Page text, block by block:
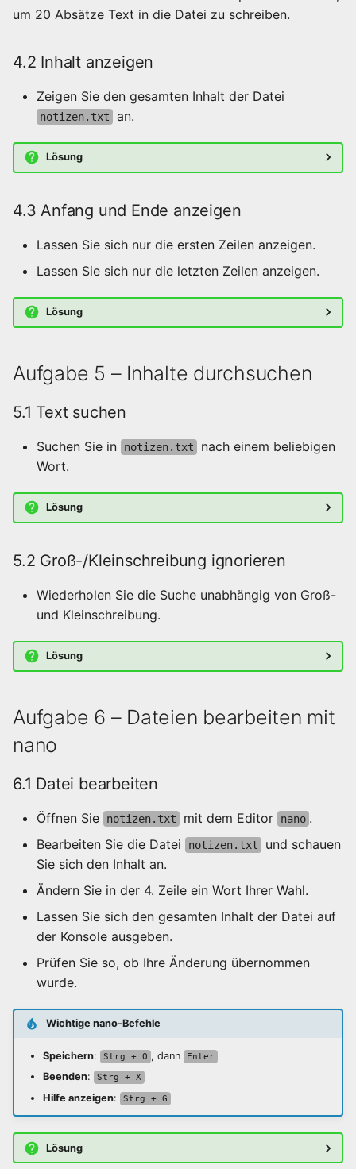
um 20 Absätze Text in die Datei zu schreiben.
4.2 Inhalt anzeigen
Zeigen Sie den gesamten Inhalt der Datei
notizen.txt an.
Lösung
4.3 Anfang und Ende anzeigen
Lassen Sie sich nur die ersten Zeilen anzeigen.
Lassen Sie sich nur die letzten Zeilen anzeigen.
Lösung
Aufgabe 5 – Inhalte durchsuchen
5.1 Text suchen
Suchen Sie in notizen.txt
nach einem beliebigen
Wort.
Lösung
5.2 Groß-/Kleinschreibung ignorieren
Wiederholen Sie die Suche unabhängig von Groß-
und Kleinschreibung.
Lösung
Aufgabe 6 – Dateien bearbeiten mit
nano
6.1 Datei bearbeiten
Öffnen Sie notizen.txt mit dem Editor nano .
Bearbeiten Sie die Datei
notizen.txt
und schauen
Sie sich den Inhalt an.
Ändern Sie in der 4. Zeile ein Wort Ihrer Wahl.
Lassen Sie sich den gesamten Inhalt der Datei auf
der Konsole ausgeben.
Prüfen Sie so, ob Ihre Änderung übernommen
wurde.
Wichtige nano-Befehle
Speichern: Strg + O , dann Enter
Beenden: Strg + X
Hilfe anzeigen: Strg + G
Lösung